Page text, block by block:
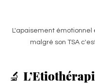
L'apaisement émotionnel
malgré son TSA
🔬